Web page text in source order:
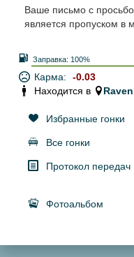
Ваше письмо с
является пропуском в
Заправка: 100%
Карма:
-0.03
Находится в
Избранные гонки
Все гонки
Протокол передач
Фотоальбом